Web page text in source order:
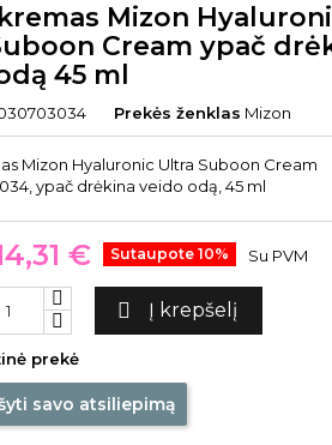
Mizon
Cream ypač
45 ml
Prekės ženklas Mizon
Mizon Hyaluronic Ultra Suboon Cream
ypač drėkina veido odą, 45 ml
€ Sutaupote 10% Su PVM
 Į krepšelį
prekė
savo atsiliepimą